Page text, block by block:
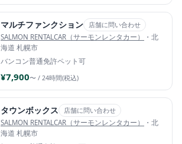
マルチファンクション 店舗に問い合わせ
SALMON RENTALCAR（サーモンレンタカー）
・北
海道 札幌市
バンコン普通免許ペット可
¥7,900〜 / 24時間(税込)
タウンボックス 店舗に問い合わせ
SALMON RENTALCAR（サーモンレンタカー）
・北
海道 札幌市